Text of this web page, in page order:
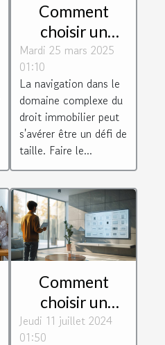
Comment
choisir un
avocat
spécialisé en
droit
immobilier
Mardi 25 mars 2025
01:10
La navigation dans le
domaine complexe du
droit immobilier peut
s'avérer être un défi de
taille. Faire le...
Comment
choisir un
système
Jeudi 11 juillet 2024
01:50